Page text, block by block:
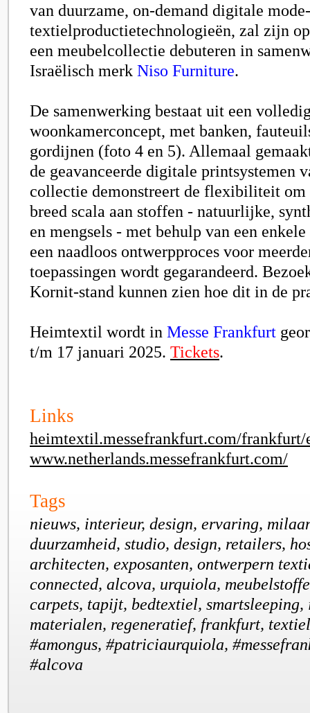
van duurzame, on-demand digitale
textielproductietechnologieën, zal zijn
een meubelcollectie debuteren in
Israëlisch merk Niso Furniture.
De samenwerking bestaat uit een
woonkamerconcept, met banken,
gordijnen (foto 4 en 5). Allemaal
de geavanceerde digitale printsystemen
collectie demonstreert de flexibiliteit om
breed scala aan stoffen - natuurlijke,
en mengsels - met behulp van een
een naadloos ontwerpproces voor
toepassingen wordt gegarandeerd.
Kornit-stand kunnen zien hoe dit in de
Heimtextil wordt in Messe Frankfurt
t/m 17 januari 2025. Tickets.
Links
heimtextil.messefrankfurt.com/frankfurt/
www.netherlands.messefrankfurt.com/
Tags
nieuws, interieur, design, ervaring,
duurzamheid, studio, design, retailers,
architecten, exposanten, ontwerpern
connected, alcova, urquiola,
carpets, tapijt, bedtextiel,
materialen, regeneratief, frankfurt,
#amongus, #patriciaurquiola,
#alcova